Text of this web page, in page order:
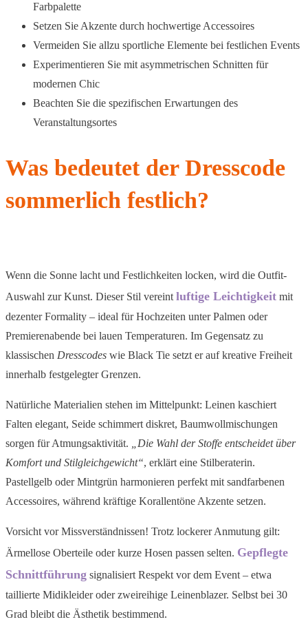
Farbpalette
Setzen Sie Akzente durch hochwertige Accessoires
Vermeiden Sie allzu sportliche Elemente bei festlichen Events
Experimentieren Sie mit asymmetrischen Schnitten für
modernen Chic
Beachten Sie die spezifischen Erwartungen des
Veranstaltungsortes
Was bedeutet der Dresscode
sommerlich festlich?
Wenn die Sonne lacht und Festlichkeiten locken, wird die Outfit-
Auswahl zur Kunst. Dieser Stil vereintluftige Leichtigkeit mit
dezenter Formality – ideal für Hochzeiten unter Palmen oder
Premierenabende bei lauen Temperaturen. Im Gegensatz zu
klassischen Dresscodes wie Black Tie setzt er auf kreative Freiheit
innerhalb festgelegter Grenzen.
Natürliche Materialien stehen im Mittelpunkt: Leinen kaschiert
Falten elegant, Seide schimmert diskret, Baumwollmischungen
sorgen für Atmungsaktivität. „Die Wahl der Stoffe entscheidet über
Komfort und Stilgleichgewicht“, erklärt eine Stilberaterin.
Pastellgelb oder Mintgrün harmonieren perfekt mit sandfarbenen
Accessoires, während kräftige Korallentöne Akzente setzen.
Vorsicht vor Missverständnissen! Trotz lockerer Anmutung gilt:
Ärmellose Oberteile oder kurze Hosen passen selten. Gepflegte
Schnittführung signalisiert Respekt vor dem Event – etwa
taillierte Midikleider oder zweireihige Leinenblazer. Selbst bei 30
Grad bleibt die Ästhetik bestimmend.